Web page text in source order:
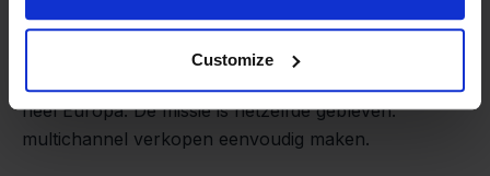
Customize
- Sander, Founder
Zo is Stockpilot ontstaan. Wat begon als een
oplossing voor ons eigen bedrijf, is inmiddels
heel Europa. De missie is hetzelfde gebleven:
multichannel verkopen eenvoudig maken.